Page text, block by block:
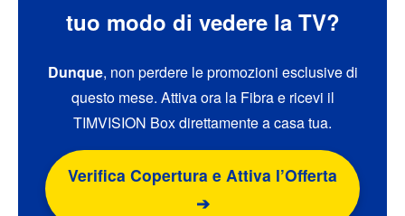
tuo modo di vedere la TV?
Dunque, non perdere le promozioni esclusive di
questo mese. Attiva ora la Fibra e ricevi il
TIMVISION Box direttamente a casa tua.
Verifica Copertura e Attiva l’Offerta
➔